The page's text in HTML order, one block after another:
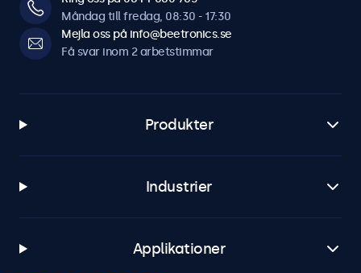
Windows
Windows 8, 10, 11
Windows Embedded 8 Industry, 8.1 Industry, IoT Enterprise
macOS
Alla Linux-distributioner
Brightsign
Alla versioner av BrightsignOS
Måndag till fredag, 08:30 - 17:30
Mejla oss på info@beetronics.se
Få svar inom 2 arbetstimmar
Produkter
Industrier
Applikationer